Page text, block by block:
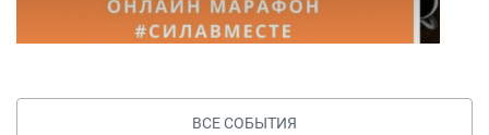
ВСЕ СОБЫТИЯ